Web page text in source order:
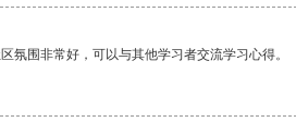
氛围非常好，可以与其他学习者交流学习心得。